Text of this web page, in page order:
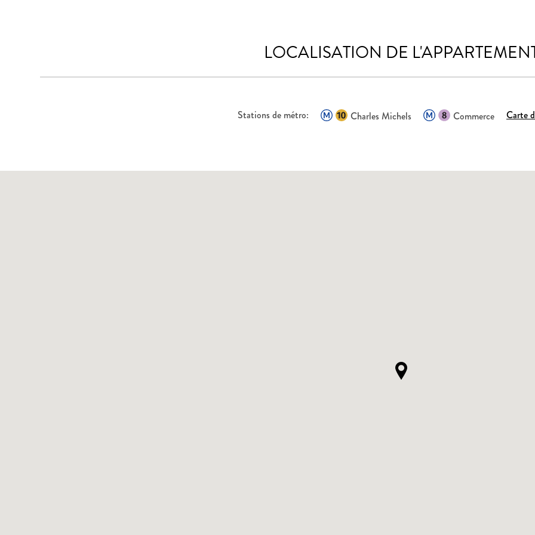
LOCALISATION DE
Stations de métro: Charles Michels Commerce Carte